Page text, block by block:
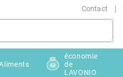
Contact
économie
de
LAVONIO